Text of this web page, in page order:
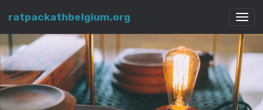
ratpackathbelgium.org